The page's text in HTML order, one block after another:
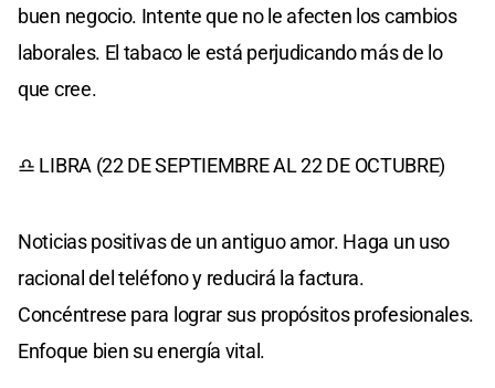
buen negocio. Intente que no le afecten los cambios
laborales. El tabaco le está perjudicando más de lo
que cree.
♎ LIBRA (22 DE SEPTIEMBRE AL 22 DE OCTUBRE)
Noticias positivas de un antiguo amor. Haga un uso
racional del teléfono y reducirá la factura.
Concéntrese para lograr sus propósitos profesionales.
Enfoque bien su energía vital.